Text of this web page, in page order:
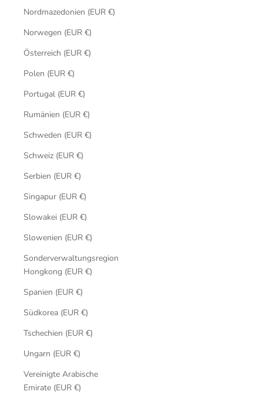
Nordmazedonien (EUR €)
Norwegen (EUR €)
Österreich (EUR €)
Polen (EUR €)
Portugal (EUR €)
Rumänien (EUR €)
Schweden (EUR €)
Schweiz (EUR €)
Serbien (EUR €)
Singapur (EUR €)
Slowakei (EUR €)
Slowenien (EUR €)
Sonderverwaltungsregion
Hongkong (EUR €)
Spanien (EUR €)
Südkorea (EUR €)
Tschechien (EUR €)
Ungarn (EUR €)
Vereinigte Arabische
Emirate (EUR €)